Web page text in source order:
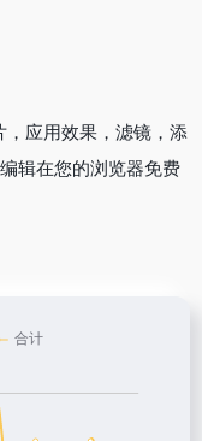
应用效果，滤镜，添
辑在您的浏览器免费